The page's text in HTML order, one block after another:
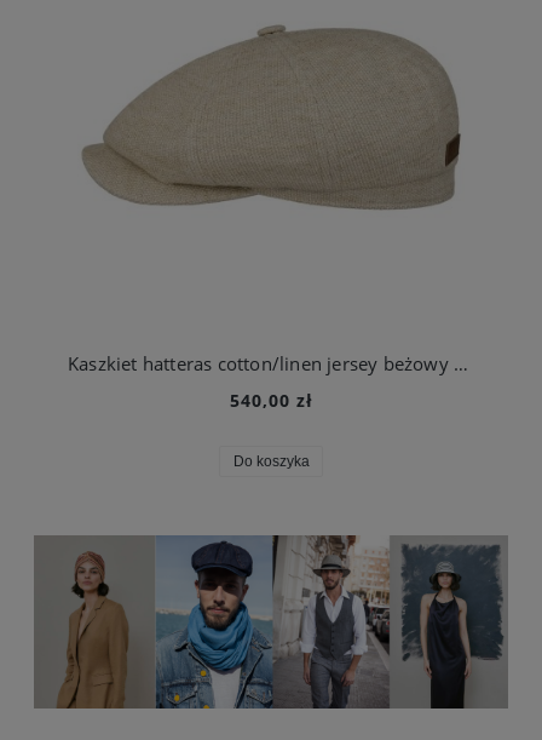
Kaszkiet hatteras cotton/linen jersey beżowy męski | Stetson
540,00 zł
Do koszyka